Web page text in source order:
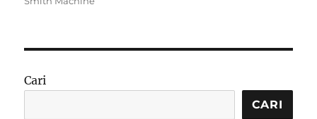
Cari
CARI